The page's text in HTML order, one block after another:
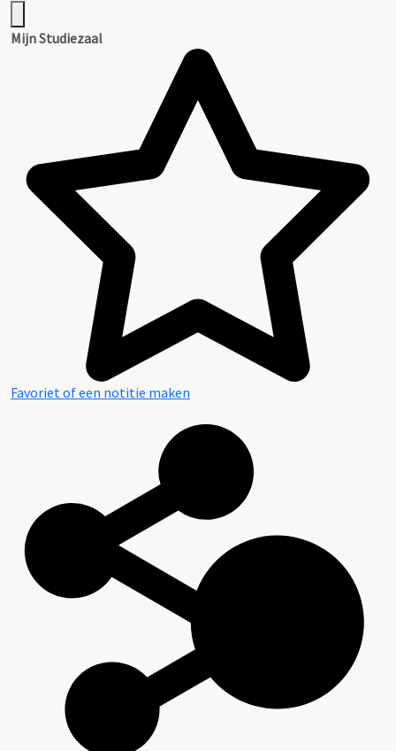
Mijn Studiezaal
Favoriet of een notitie maken